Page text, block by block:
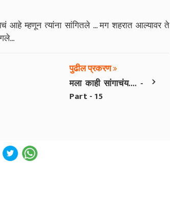
आहे म्हणून त्यांना सांगितले ... मग शहरात आल्यावर ते
›
पुढील प्रकरण
मला काही सांगाचंय.... -
Part - 15